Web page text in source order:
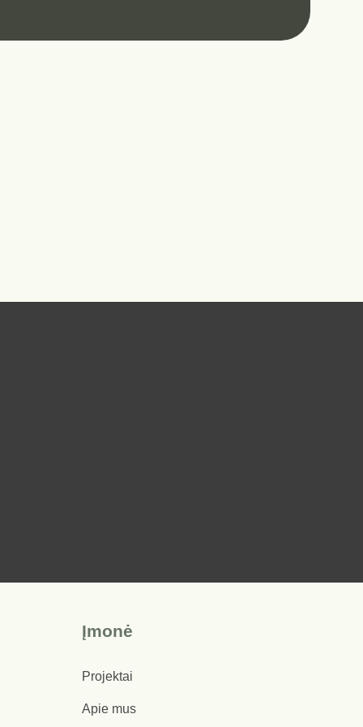
Įmonė
Projektai
Apie mus